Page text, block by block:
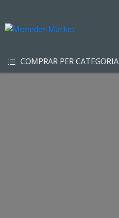
COMPRAR PER CATEGORIA